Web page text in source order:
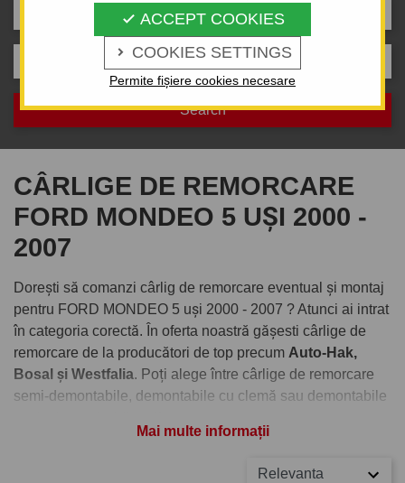
 COOKIES SETTINGS
 ACCEPT COOKIES
Permite fișiere cookies necesare
CÂRLIGE DE REMORCARE
FORD MONDEO 5 UȘI 2000 -
2007
Dorești să comanzi cârlig de remorcare eventual și montaj
pentru FORD MONDEO 5 uși 2000 - 2007 ? Atunci ai intrat
în categoria corectă. În oferta noastră gășesti cârlige de
remorcare de la producători de top precum Auto-Hak,
Bosal și Westfalia. Poți alege între cârlige de remorcare
semi-demontabile, demontabile cu clemă sau demontabile
Mai multe informații
Relevanta